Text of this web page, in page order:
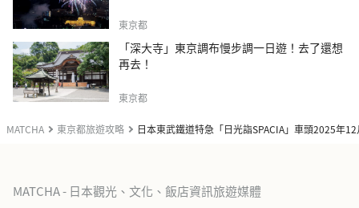
MATCHA 東京都旅遊攻略 日本東武鐵道特急「日光詣SPACIA」車頭2025年
東京都
「深大寺」東京調布慢步調一日遊！去了還想
再去！
東京都
MATCHA - 日本觀光、文化、飯店資訊旅遊媒體